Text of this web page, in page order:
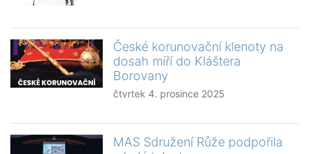
České korunovační klenoty na
dosah míří do Kláštera
Borovany
čtvrtek 4. prosince 2025
MAS Sdružení Růže podpořila